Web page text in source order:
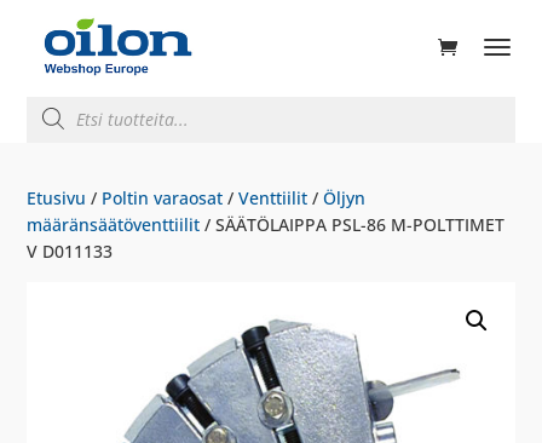
search
Etusivu / Poltin varaosat /Venttiilit /Öljyn
määränsäätöventtiilit / SÄÄTÖLAIPPA PSL-86 M-POLTTIMET
V D011133